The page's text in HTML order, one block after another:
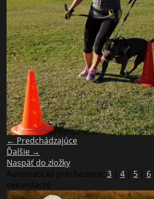
← Predchádzajúce
Ďalšie →
Naspäť do zložky
Automatické precházenie: 3 | 4 | 5 | 6
sekundách)